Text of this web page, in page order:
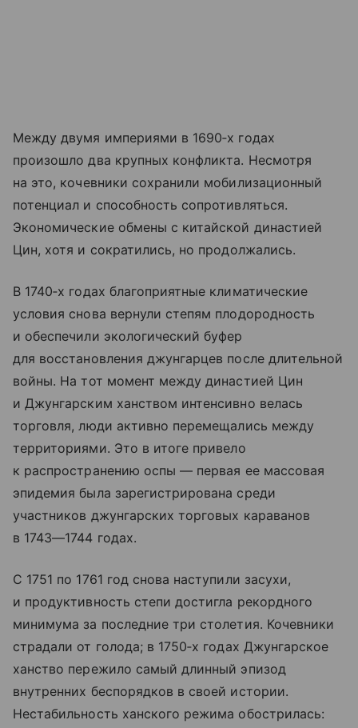
Между двумя империями в 1690‑х годах
произошло два крупных конфликта. Несмотря
на это, кочевники сохранили мобилизационный
потенциал и способность сопротивляться.
Экономические обмены с китайской династией
Цин, хотя и сократились, но продолжались.
В 1740‑х годах благоприятные климатические
условия снова вернули степям плодородность
и обеспечили экологический буфер
для восстановления джунгарцев после длительной
войны. На тот момент между династией Цин
и Джунгарским ханством интенсивно велась
торговля, люди активно перемещались между
территориями. Это в итоге привело
к распространению оспы — первая ее массовая
эпидемия была зарегистрирована среди
участников джунгарских торговых караванов
в 1743—1744 годах.
С 1751 по 1761 год снова наступили засухи,
и продуктивность степи достигла рекордного
минимума за последние три столетия. Кочевники
страдали от голода; в 1750‑х годах Джунгарское
ханство пережило самый длинный эпизод
внутренних беспорядков в своей истории.
Нестабильность ханского режима обострилась: